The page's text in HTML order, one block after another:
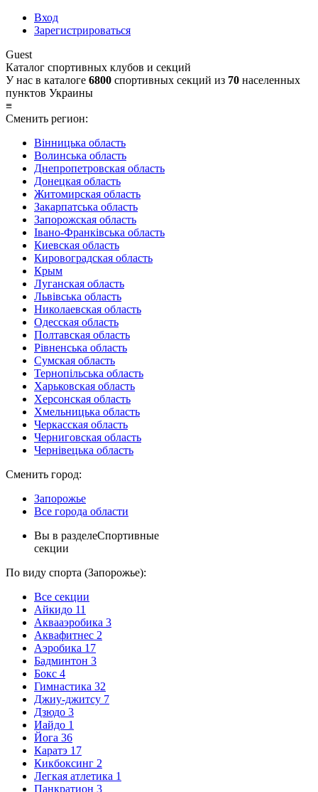
Вход
Зарегистрироваться
Guest
Каталог спортивных клубов и секций
У нас в каталоге 6800 спортивных секций из 70 населенных
пунктов Украины
≡
Сменить регион:
Вінницька область
Волинська область
Днепропетровская область
Донецкая область
Житомирская область
Закарпатська область
Запорожская область
Івано-Франківська область
Киевская область
Кировоградская область
Крым
Луганская область
Львівська область
Николаевская область
Одесская область
Полтавская область
Рівненська область
Сумская область
Тернопільська область
Харьковская область
Херсонская область
Хмельницька область
Черкасская область
Черниговская область
Чернівецька область
Сменить город:
Запорожье
Все города области
Вы в разделеСпортивные
секции
По виду спорта (Запорожье):
Все секции
Айкидо 11
Аквааэробика 3
Аквафитнес 2
Аэробика 17
Бадминтон 3
Бокс 4
Гимнастика 32
Джиу-джитсу 7
Дзюдо 3
Иайдо 1
Йога 36
Каратэ 17
Кикбоксинг 2
Легкая атлетика 1
Панкратион 3